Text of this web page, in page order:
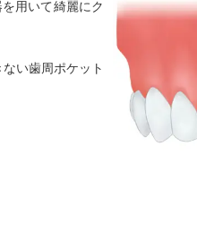
用いて綺麗にク
い歯周ポケット